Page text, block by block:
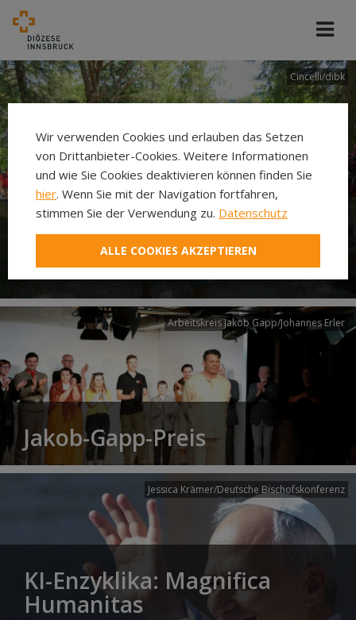
Cincelli/dibk
Neuer Pilgerweg Via
Laudato si’
Arbeitskreis Jakob Gapp/Johannes Erler
Jakob-Gapp-Preis
Jessica Krämer/Deutsche Bischofskonferenz
KI-Enzyklika: Magnifica
Humanitas
Wir verwenden Cookies und erlauben das Setzen
von Drittanbieter-Cookies. Weitere Informationen
und wie Sie Cookies deaktivieren können finden Sie
hier. Wenn Sie mit der Navigation fortfahren,
stimmen Sie der Verwendung zu. Datenschutz
ALLE COOKIES AKZEPTIEREN